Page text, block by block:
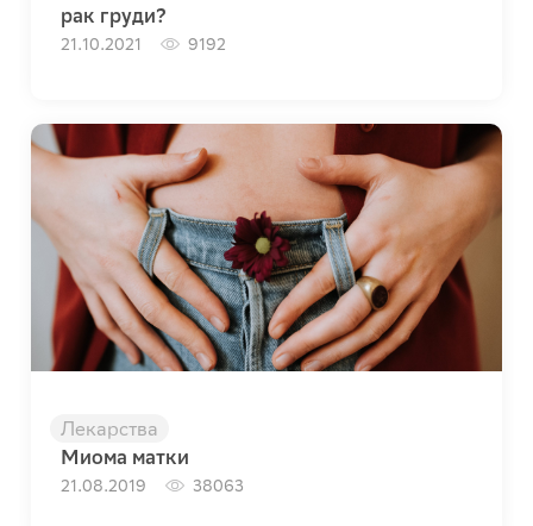
рак груди?
21.10.2021 9192
Лекарства
Миома матки
21.08.2019 38063